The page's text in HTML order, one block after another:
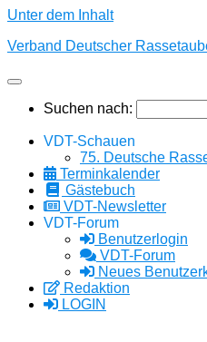
Unter dem Inhalt
Verband Deutscher
Suchen nach:
VDT-Schauen
75. Deutsche
Terminkalender
Gästebuch
VDT-Newsletter
VDT-Forum
Benutzerlogin
VDT-Forum
Neues
Redaktion
LOGIN